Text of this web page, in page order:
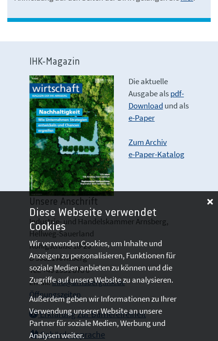
IHK-Magazin
Die aktuelle
Ausgabe alspdf-
Download und als
e-Paper
Zum Archiv
e-Paper-Katalog
Unsere Anschrift
Industrie- und Handelskammer Arnsberg,
Hellweg-Sauerland
Königstraße 18-20
D 59821 Arnsberg
Tel: +49 2931 878 0
Email:info@arnsberg.ihk.de
Öffnungszeiten
Erklärung zur Barrierefreiheit
Gebärdensprache
Diese Webseite verwendet
Cookies
Wir verwenden Cookies, um Inhalte und
Anzeigen zu personalisieren, Funktionen für
soziale Medien anbieten zu können und die
Zugriffe auf unsere Website zu analysieren.
Außerdem geben wir Informationen zu Ihrer
Verwendung unserer Website an unsere
Partner für soziale Medien, Werbung und
Analysen weiter.